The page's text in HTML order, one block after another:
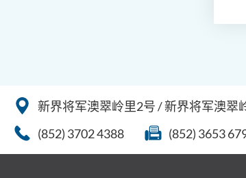
新界将军澳翠岭里2号 / 新界将军澳翠
(852) 3702 4388
(852) 3653